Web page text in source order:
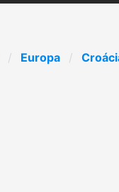
Europa